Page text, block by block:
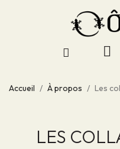
Accueil À propos Les
LES